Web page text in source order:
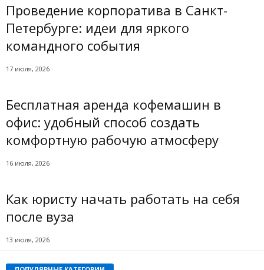
Проведение корпоратива в Санкт-
Петербурге: идеи для яркого
командного события
17 июля, 2026
Бесплатная аренда кофемашин в
офис: удобный способ создать
комфортную рабочую атмосферу
16 июля, 2026
Как юристу начать работать на себя
после вуза
13 июля, 2026